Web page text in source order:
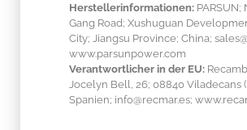
Herstellerinformationen: PARSUN;
Gang Road; Xushuguan
City; Jiangsu Province; China;
www.parsunpower.com
Verantwortlicher in der EU:
Jocelyn Bell, 26; 08840 Viladecans
Spanien; info@recmar.es;